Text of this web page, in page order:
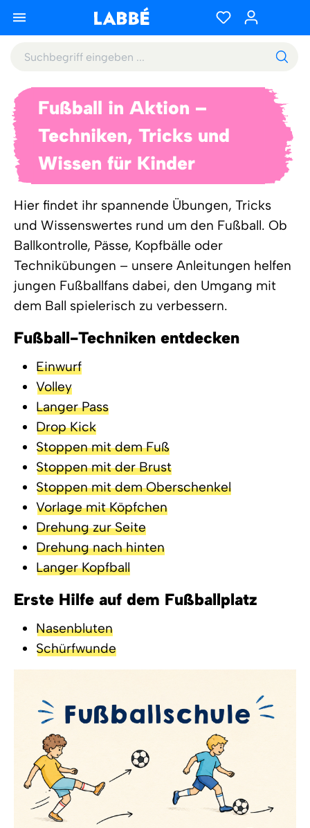
Fußball in Aktion –
Techniken, Tricks und
Wissen für Kinder
Hier findet ihr spannende Übungen, Tricks
und Wissenswertes rund um den Fußball. Ob
Ballkontrolle, Pässe, Kopfbälle oder
Technikübungen – unsere Anleitungen helfen
jungen Fußballfans dabei, den Umgang mit
dem Ball spielerisch zu verbessern.
Fußball-Techniken entdecken
Einwurf
Volley
Langer Pass
Drop Kick
Stoppen mit dem Fuß
Stoppen mit der Brust
Stoppen mit dem Oberschenkel
Vorlage mit Köpfchen
Drehung zur Seite
Drehung nach hinten
Langer Kopfball
Erste Hilfe auf dem Fußballplatz
Nasenbluten
Schürfwunde